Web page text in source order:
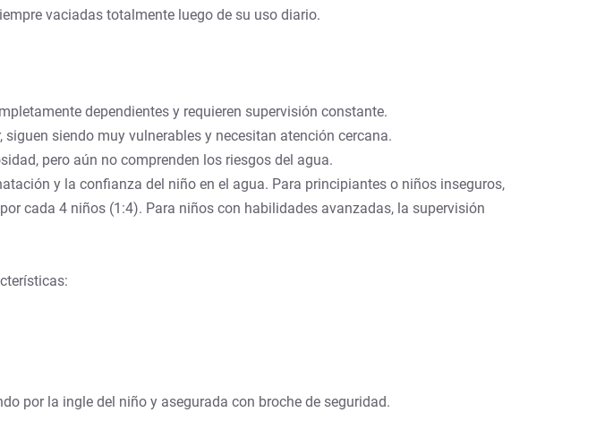
vaciadas totalmente luego de su uso diario.
dependientes y requieren supervisión constante.
siendo muy vulnerables y necesitan atención cercana.
pero aún no comprenden los riesgos del agua.
y la confianza del niño en el agua. Para principiantes o niños inseguros,
cada 4 niños (1:4). Para niños con habilidades avanzadas, la supervisión
por la ingle del niño y asegurada con broche de seguridad.